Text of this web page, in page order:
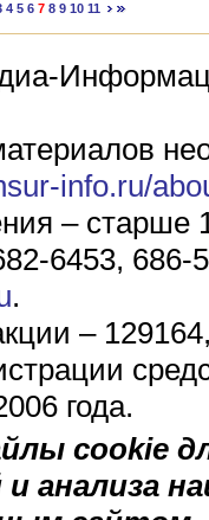
4 5 6 7 8 9 10 11
info.ru/
– старше
6453, 686-
.
–
года.
cookie
анализа